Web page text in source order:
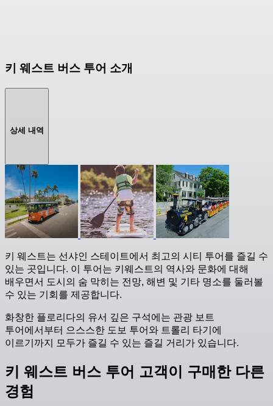
키 웨스트 버스 투어 소개
상세 내역
키 웨스트는 선샤인 스테이트에서 최고의 시티 투어를 즐길 수
있는 곳입니다. 이 투어는 키웨스트의 역사와 문화에 대해
배우면서 도시의 숨 막히는 전망, 해변 및 기타 명소를 둘러볼
수 있는 기회를 제공합니다.
화창한 플로리다의 유서 깊은 구석에는 관광 보트
투어에서부터 으스스한 도보 투어와 트롤리 타기에
이르기까지 모두가 즐길 수 있는 즐길 거리가 있습니다.
키 웨스트 버스 투어 고객이 구매한 다른
경험